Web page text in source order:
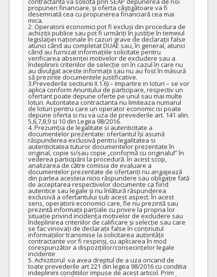
propuneri financiare, şi oferta câştigătoare va fi
desemnată cea cu propunerea financiară cea mai
mica.
2. Operatorii economici pot fi excluși din procedura de
achiziții publice sau pot fi urmăriți în justiție în temeiul
legislației naționale în cazuri grave de declarații false
atunci când au completat DUAE sau, în general, atunci
când au furnizat informațiile solicitate pentru
verificarea absenței motivelor de excludere sau a
îndeplinirii criteriilor de selecție ori în cazul în care nu
au divulgat aceste informații sau nu au fost în măsură
să prezinte documentele justificative.
3.Prevederile sectiunii II.1.6) – Impartire in loturi – se vor
aplica conform Anuntului de participare, respectiv un
ofertant poate depune oferte pe unul sau mai multe
loturi. Autoritatea contractanta nu limiteaza numarul
de loturi pentru care un operator economic isi poate
depune oferta si nu va uza de prevederile art. 141 alin.
5,6,7,8,9 si 10 din Legea 98/2016.
4. Prezumția de legalitate si autenticitate a
documentelor prezentate: ofertantul își asumă
răspunderea exclusivă pentru legalitatea si
autenticitatea tuturor documentelor prezentate în
original, copie si/sau copie „conformă cu originalul” în
vederea participării la procedură. În acest scop,
analizarea de către comisia de evaluare a
documentelor prezentate de ofertanți nu angajează
din partea acesteia nicio răspundere sau obligație fată
de acceptarea respectivelor documente ca fiind
autentice sau legale și nu înlătură răspunderea
exclusivă a ofertantului sub acest aspect. În acest
sens, operatorii economici care, fie nu prezintă sau
prezintă informații parțiale cu privire la propria lor
situație privind incidența motivelor de excludere sau
îndeplinirea criteriilor de calificare și selecție sau care
se fac vinovați de declarații false în conținutul
informațiilor transmise la solicitarea autorității
contractante vor fi respinși, cu aplicarea în mod
corespunzător a dispozițiilor/consecințelor legale
incidente
5. Achizitorul  va avea dreptul de a uza oricand de
toate prevederile art 221 din legea 98/2016 cu conditia
indeplinirii conditiilor impuse de acest articol. Prim